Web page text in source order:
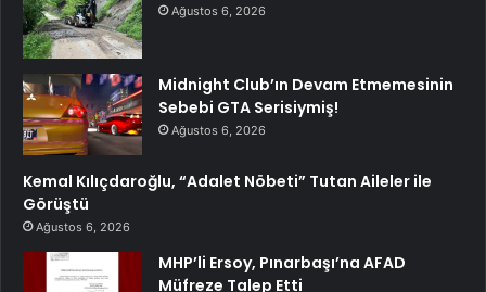
Ağustos 6, 2026
Midnight Club’ın Devam Etmemesinin
Sebebi GTA Serisiymiş!
Ağustos 6, 2026
Kemal Kılıçdaroğlu, “Adalet Nöbeti” Tutan Aileler ile
Görüştü
Ağustos 6, 2026
MHP’li Ersoy, Pınarbaşı’na AFAD
Müfreze Talep Etti